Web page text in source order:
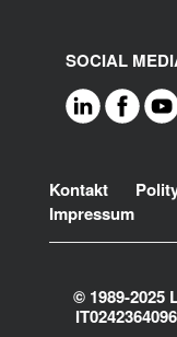
SOCIAL
Footer
Kontakt
Impressum
© 1989-2025